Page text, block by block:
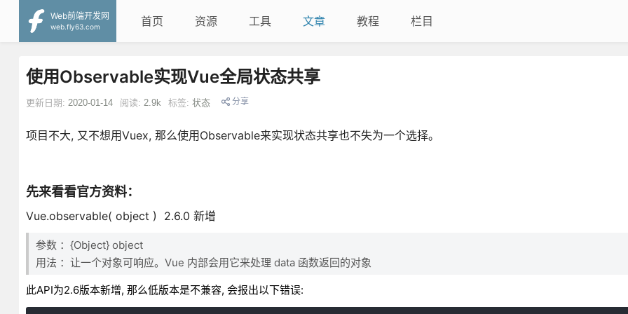
Web前端开发网
web.fly63.com
首页 资源 工具 文章 教程 栏目
使用Observable实现Vue全局状态共享
更新日期: 2020-01-14 阅读: 2.9k 标签: 状态 分享
项目不大, 又不想用Vuex, 那么使用Observable来实现状态共享也不失为一个选择。
先来看看官方资料：
Vue.observable( object ) 2.6.0 新增
参数 ：{Object} object
用法 ：让一个对象可响应。Vue 内部会用它来处理 data 函数返回的对象
此API为2.6版本新增, 那么低版本是不兼容, 会报出以下错误: